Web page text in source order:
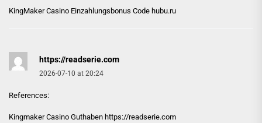
KingMaker Casino Einzahlungsbonus Code hubu.ru
https://readserie.com
2026-07-10 at 20:24
References:
Kingmaker Casino Guthaben https://readserie.com